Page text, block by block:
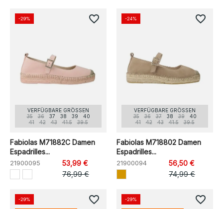
VERFÜGBARE GRÖSSEN
35
36 37 38 39
40
41
42 43 41.5 39.5
Fabiolas M71882C Damen
Espadrilles...
21900095
53,99 €
76,99 €
-29% favorite_border
VERFÜGBARE GRÖSSEN
35
36 37 38 39
40
41
42 43 41.5 39.5
Fabiolas M718802 Damen
Espadrilles...
21900094
56,50 €
74,99 €
-24% favorite_border
-29% favorite_border -29% favorite_border